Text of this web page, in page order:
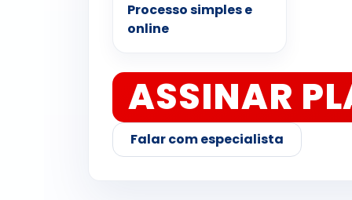
Processo simples e
online
ASSINAR
Falar com especialista